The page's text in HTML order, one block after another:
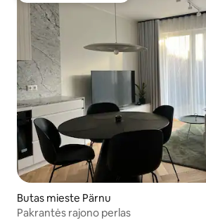
Butas mieste Pärnu
Pakrantės rajono perlas